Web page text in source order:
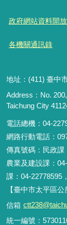
政府網站資料開
各機關通訊錄
地址：(411) 臺中
Address：No.
Taichung City
電話總機：04-
網路行動電話：
傳真號碼：民政課
農業及建設課：
課：04-22778595
【臺中市太平區
信箱
統一編號：